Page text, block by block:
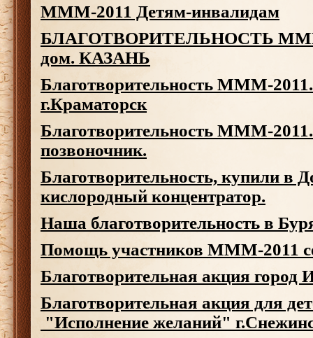
МММ-2011 Детям-инвалидам
БЛАГОТВОРИТЕЛЬНОСТЬ МММ-
дом. КАЗАНЬ
Благотворительность МММ-
г.Краматорск
Благотворительность МММ-
позвоночник.
Благотворительность, купили в
кислородный концентратор.
Наша благотворительность в
Помощь участников МММ-2011
Благотворительная акция город
Благотворительная акция для
"Исполнение желаний"